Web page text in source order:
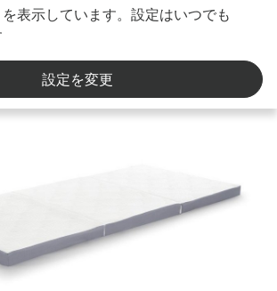
表示しています。設定はいつでも
設定を変更